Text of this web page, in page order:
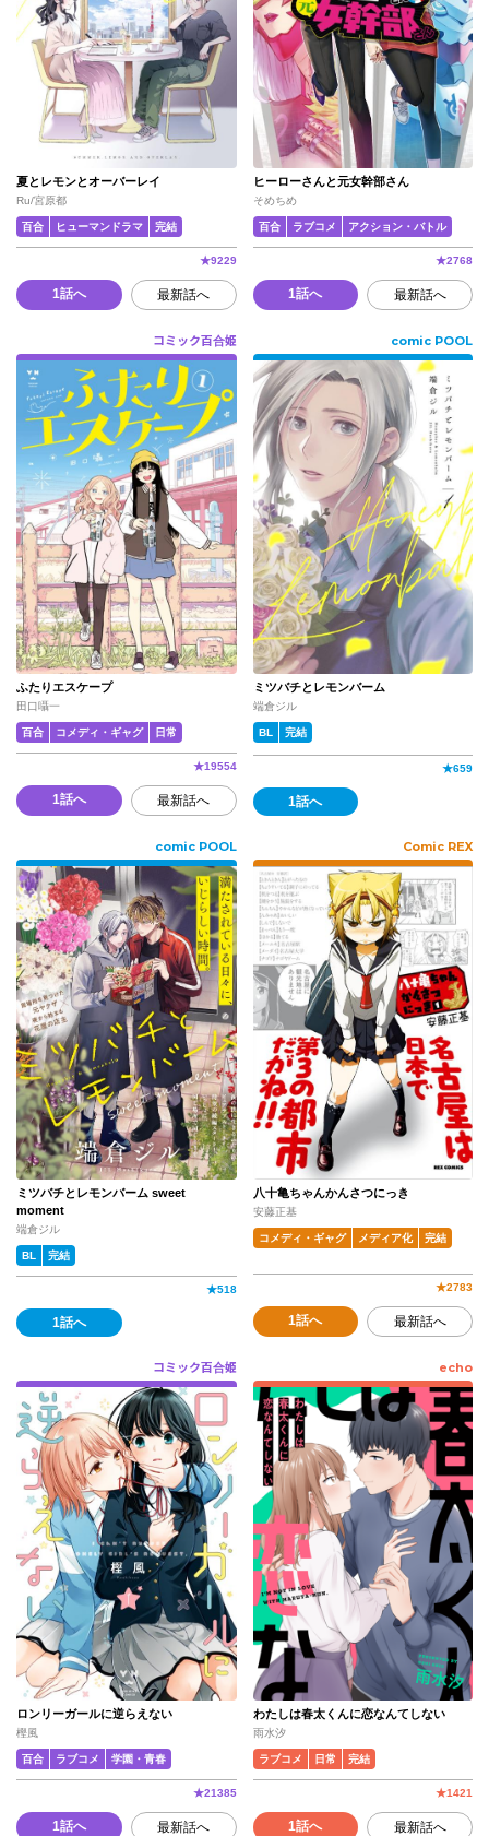
夏とレモンとオーバーレイ
Ru/宮原都
百合 ヒューマンドラマ 完結
★9229
1話へ 最新話へ
ヒーローさんと元女幹部さん
そめちめ
百合 ラブコメ アクション・バトル
★2768
1話へ 最新話へ
コミック百合姫
ふたりエスケープ
田口囁一
百合 コメディ・ギャグ 日常
★19554
1話へ 最新話へ
comic POOL
ミツバチとレモンバーム
端倉ジル
BL 完結
★659
1話へ
comic POOL
ミツバチとレモンバーム sweet
moment
端倉ジル
BL 完結
★518
1話へ
Comic REX
八十亀ちゃんかんさつにっき
安藤正基
コメディ・ギャグ メディア化 完結
★2783
1話へ 最新話へ
コミック百合姫
ロンリーガールに逆らえない
樫風
百合 ラブコメ 学園・青春
★21385
1話へ 最新話へ
echo
わたしは春太くんに恋なんてしない
雨水汐
ラブコメ 日常 完結
★1421
1話へ 最新話へ